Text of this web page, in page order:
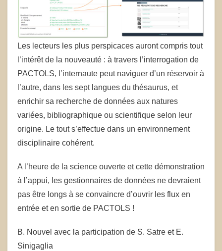
Les lecteurs les plus perspicaces auront compris tout
l’intérêt de la nouveauté : à travers l’interrogation de
PACTOLS, l’internaute peut naviguer d’un réservoir à
l’autre, dans les sept langues du thésaurus, et
enrichir sa recherche de données aux natures
variées, bibliographique ou scientifique selon leur
origine. Le tout s’effectue dans un environnement
disciplinaire cohérent.
A l’heure de la science ouverte et cette démonstration
à l’appui, les gestionnaires de données ne devraient
pas être longs à se convaincre d’ouvrir les flux en
entrée et en sortie de PACTOLS !
B. Nouvel avec la participation de S. Satre et E.
Sinigaglia